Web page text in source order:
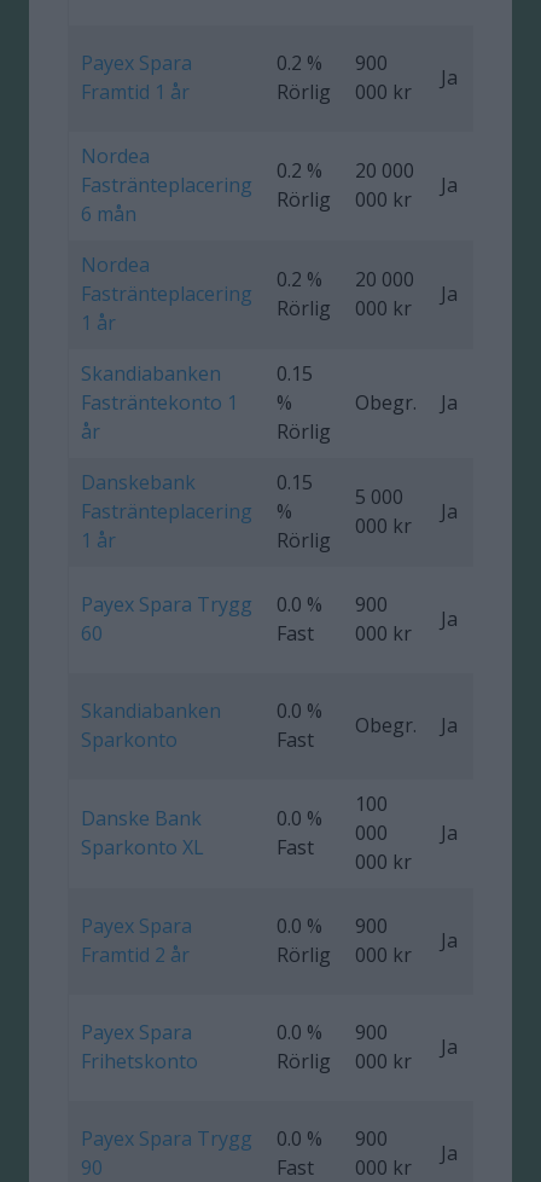
Payex Spara
Framtid 1 år
0.2 %
Rörlig
900
000 kr
Ja
Nordea
Fastränteplacering
6 mån
0.2 %
Rörlig
20 000
000 kr
Ja
Nordea
Fastränteplacering
1 år
0.2 %
Rörlig
20 000
000 kr
Ja
Skandiabanken
Fasträntekonto 1
år
0.15
%
Rörlig
Obegr. Ja
Danskebank
Fastränteplacering
1 år
0.15
%
Rörlig
5 000
000 kr
Ja
Payex Spara Trygg
60
0.0 %
Fast
900
000 kr
Ja
Skandiabanken
Sparkonto
0.0 %
Fast
Obegr. Ja
Danske Bank
Sparkonto XL
0.0 %
Fast
100
000
000 kr
Ja
Payex Spara
Framtid 2 år
0.0 %
Rörlig
900
000 kr
Ja
Payex Spara
Frihetskonto
0.0 %
Rörlig
900
000 kr
Ja
Payex Spara Trygg
90
0.0 %
Fast
900
000 kr
Ja